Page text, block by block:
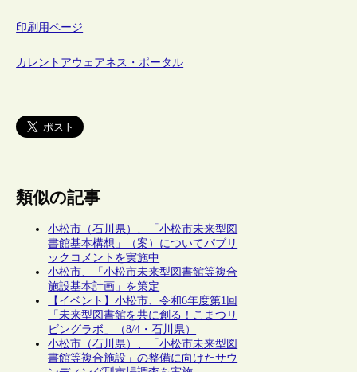
印刷用ページ
カレントアウェアネス・ポータル
類似の記事
小松市（石川県）、「小松市未来型図
書館基本構想」（案）についてパブリ
ックコメントを実施中
小松市、「小松市未来型図書館等複合
施設基本計画」を策定
【イベント】小松市、令和6年度第1回
「未来型図書館を共に創る！こまつリ
ビングラボ」（8/4・石川県）
小松市（石川県）、「小松市未来型図
書館等複合施設」の整備に向けたサウ